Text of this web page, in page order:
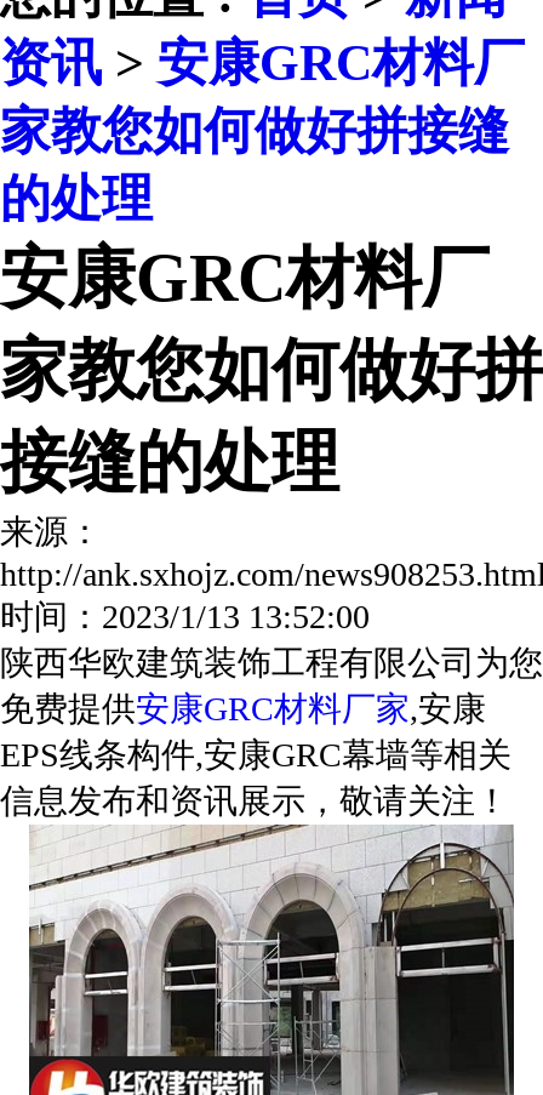
资讯 > 安康GRC材料厂
家教您如何做好拼接缝
的处理
安康GRC材料厂
家教您如何做好拼
接缝的处理
来源：
http://ank.sxhojz.com/
时间：2023/1/13 13:52:00
陕西华欧建筑装饰工程有限公司为您
免费提供安康GRC材料厂家,安康
EPS线条构件,安康GRC幕墙等相关
信息发布和资讯展示，敬请关注！